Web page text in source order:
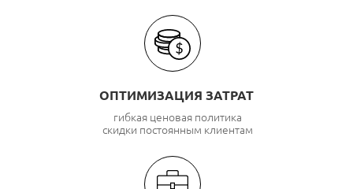
ОПТИМИЗАЦИЯ ЗАТРАТ
гибкая ценовая политика
скидки постоянным клиентам